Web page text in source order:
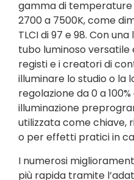
gamma di temperature
2700 a 7500K, come
TLCI di 97 e 98. Con
tubo luminoso versatile
registi e i creatori di
illuminare lo studio o la
regolazione da 0 a
illuminazione
utilizzata come chiave,
o per effetti pratici in
I numerosi
più rapida tramite